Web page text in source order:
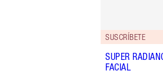
SUSCRÍBETE
SUPER
FACIAL